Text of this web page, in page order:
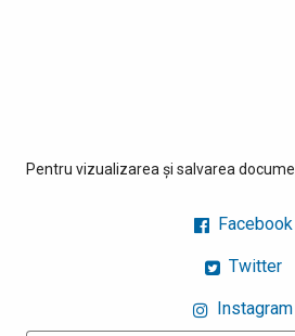
Pentru vizualizarea și salvarea
Facebook
Twitter
Instagram